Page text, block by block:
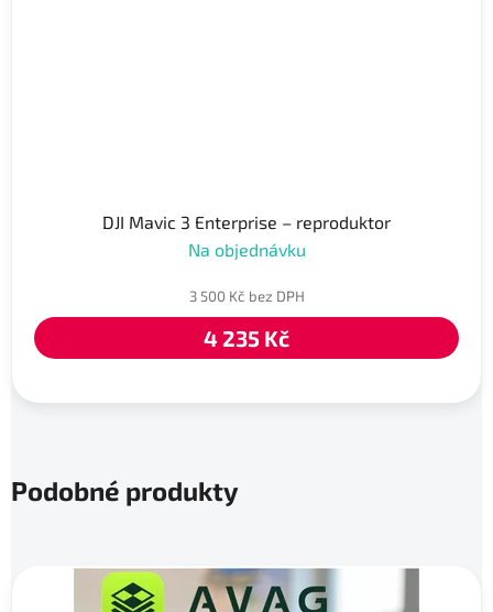
DJI Mavic 3 Enterprise – reproduktor
Na objednávku
3 500 Kč bez DPH
4 235 Kč
Podobné produkty